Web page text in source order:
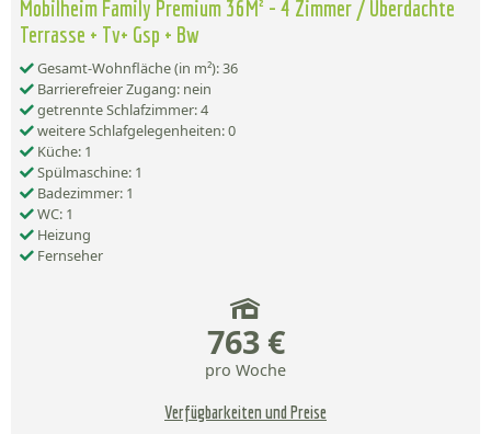
Mobilheim Family Premium 36M² - 4 Zimmer / Überdachte
Terrasse + Tv+ Gsp + Bw
Gesamt-Wohnfläche (in m²): 36
Barrierefreier Zugang: nein
getrennte Schlafzimmer: 4
weitere Schlafgelegenheiten: 0
Küche: 1
Spülmaschine: 1
Badezimmer: 1
WC: 1
Heizung
Fernseher
763 €
pro Woche
Verfügbarkeiten und Preise